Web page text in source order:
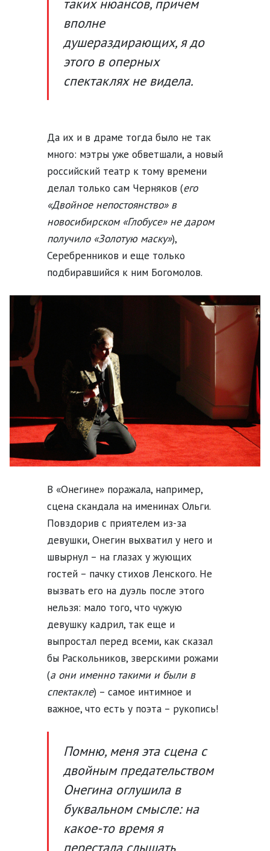
таких нюансов, причем
вполне
душераздирающих, я до
этого в оперных
спектаклях не видела.
Да их и в драме тогда было не так
много: мэтры уже обветшали, а новый
российский театр к тому времени
делал только сам Черняков (его
«Двойное непостоянство» в
новосибирском «Глобусе» не даром
получило «Золотую маску»),
Серебренников и еще только
подбиравшийся к ним Богомолов.
В «Онегине» поражала, например,
сцена скандала на именинах Ольги.
Повздорив с приятелем из-за
девушки, Онегин выхватил у него и
швырнул – на глазах у жующих
гостей – пачку стихов Ленского. Не
вызвать его на дуэль после этого
нельзя: мало того, что чужую
девушку кадрил, так еще и
выпростал перед всеми, как сказал
бы Раскольников, зверскими рожами
(а они именно такими и были в
спектакле) – самое интимное и
важное, что есть у поэта – рукопись!
Помню, меня эта сцена с
двойным предательством
Онегина оглушила в
буквальном смысле: на
какое-то время я
перестала слышать